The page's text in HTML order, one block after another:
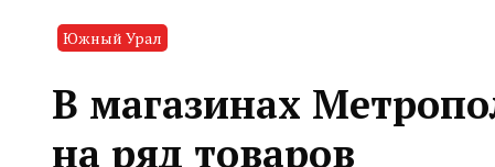
Южный Урал
В магазинах
на ряд товаров